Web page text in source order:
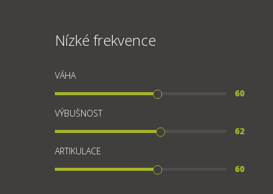
Nízké frekvence
VÁHA
60
VÝBUŠNOST
62
ARTIKULACE
60